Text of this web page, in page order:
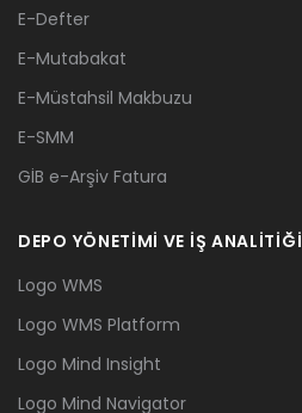
E-Defter
E-Mutabakat
E-Müstahsil Makbuzu
E-SMM
GİB e-Arşiv Fatura
DEPO YÖNETİMİ VE İŞ ANALİTİĞİ
Logo WMS
Logo WMS Platform
Logo Mind Insight
Logo Mind Navigator